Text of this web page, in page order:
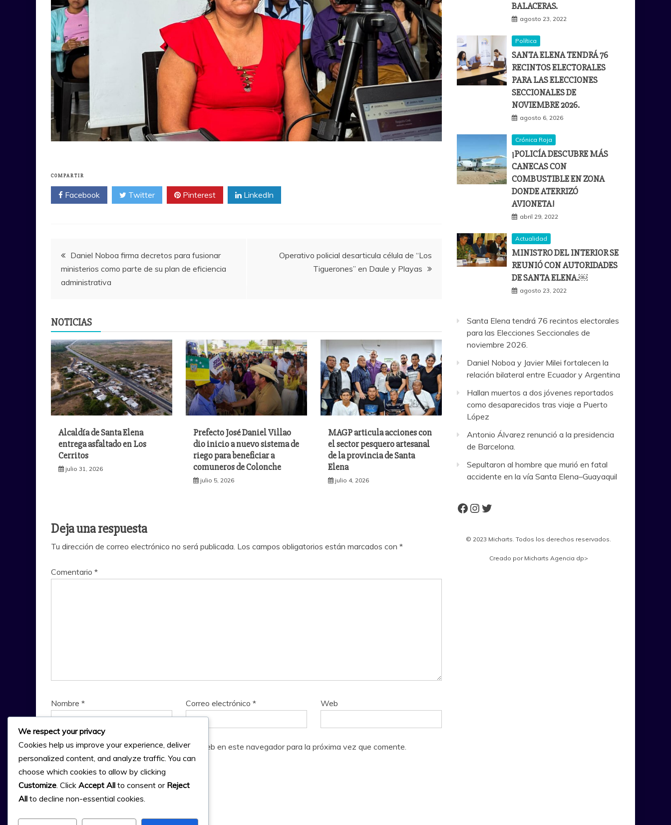
COMPARTIR
Facebook Twitter Pinterest LinkedIn
Navegación
de
Daniel Noboa firma decretos para fusionar
ministerios como parte de su plan de eficiencia
administrativa
Operativo policial desarticula célula de “Los
Tiguerones” en Daule y Playas
NOTICIAS
Alcaldía de Santa Elena
entrega asfaltado en Los
Cerritos
julio 31, 2026
Prefecto José Daniel Villao
dio inicio a nuevo sistema de
riego para beneficiar a
comuneros de Colonche
julio 5, 2026
MAGP articula acciones con
el sector pesquero artesanal
de la provincia de Santa
Elena
julio 4, 2026
Deja una respuesta
Tu dirección de correo electrónico no será publicada. Los campos obligatorios están marcados con *
Comentario *
Nombre * Correo electrónico* Web
Guarda mi nombre, correo electrónico y web en este navegador para la próxima vez que comente.
BALACERAS.
agosto 23, 2022
Política
SANTA ELENA TENDRÁ 76
RECINTOS ELECTORALES
PARA LAS ELECCIONES
SECCIONALES DE
NOVIEMBRE 2026.
agosto 6, 2026
Crónica Roja
¡POLICÍA DESCUBRE MÁS
CANECAS CON
COMBUSTIBLE EN ZONA
DONDE ATERRIZÓ
AVIONETA!
abril 29, 2022
Actualidad
MINISTRO DEL INTERIOR SE
REUNIÓ CON AUTORIDADES
DE SANTA ELENA.￼
agosto 23, 2022
Santa Elena tendrá 76 recintos electorales
para las Elecciones Seccionales de
noviembre 2026.
Daniel Noboa y Javier Milei fortalecen la
relación bilateral entre Ecuador y Argentina
Hallan muertos a dos jóvenes reportados
como desaparecidos tras viaje a Puerto
López
Antonio Álvarez renunció a la presidencia
de Barcelona.
Sepultaron al hombre que murió en fatal
accidente en la vía Santa Elena–Guayaquil
Facebook
Instagram
Twitter
© 2023 Micharts. Todos los derechos reservados.
Creado por Micharts Agencia dp>
We respect your privacy
Cookies help us improve your experience, deliver
personalized content, and analyze traffic. You can
choose which cookies to allow by clicking
Customize. Click Accept All to consent or Reject
All to decline non-essential cookies.